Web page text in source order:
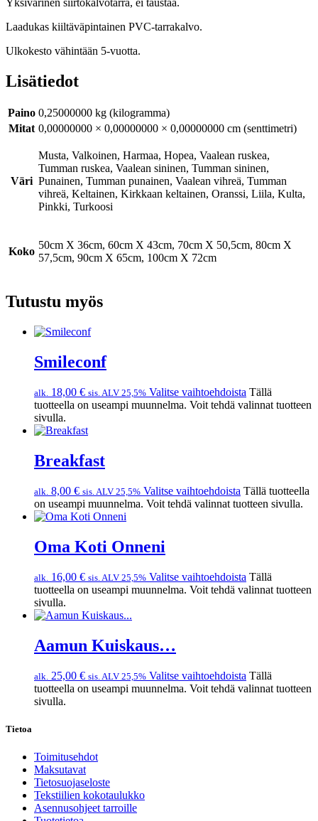
Laadukas kiiltäväpintainen PVC-tarrakalvo.
Ulkokesto vähintään 5-vuotta.
Lisätiedot
Paino 0,25000000 kg (kilogramma)
Mitat 0,00000000 × 0,00000000 × 0,00000000 cm (senttimetri)
Väri
Musta, Valkoinen, Harmaa, Hopea, Vaalean ruskea,
Tumman ruskea, Vaalean sininen, Tumman sininen,
Punainen, Tumman punainen, Vaalean vihreä, Tumman
vihreä, Keltainen, Kirkkaan keltainen, Oranssi, Liila, Kulta,
Pinkki, Turkoosi
Koko
50cm X 36cm, 60cm X 43cm, 70cm X 50,5cm, 80cm X
57,5cm, 90cm X 65cm, 100cm X 72cm
Tutustu myös
Smileconf
alk. 18,00 € sis. ALV 25,5% Valitse vaihtoehdoista Tällä
tuotteella on useampi muunnelma. Voit tehdä valinnat tuotteen
sivulla.
Breakfast
alk. 8,00 € sis. ALV 25,5% Valitse vaihtoehdoista Tällä tuotteella
on useampi muunnelma. Voit tehdä valinnat tuotteen sivulla.
Oma Koti Onneni
alk. 16,00 € sis. ALV 25,5% Valitse vaihtoehdoista Tällä
tuotteella on useampi muunnelma. Voit tehdä valinnat tuotteen
sivulla.
Aamun Kuiskaus…
alk. 25,00 € sis. ALV 25,5% Valitse vaihtoehdoista Tällä
tuotteella on useampi muunnelma. Voit tehdä valinnat tuotteen
sivulla.
Tietoa
Toimitusehdot
Maksutavat
Tietosuojaseloste
Tekstiilien kokotaulukko
Asennusohjeet tarroille